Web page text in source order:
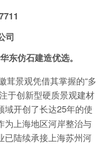
司
东仿石建造优选。
茸景观凭借其掌握的“多
于创新型硬质景观建材
域开创了长达25年的使
为上海地区河岸整治与
已陆续承接上海苏州河